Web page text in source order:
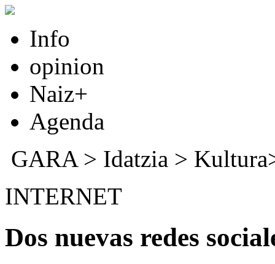
Info
opinion
Naiz+
Agenda
GARA> Idatzia >
INTERNET
Dos nuevas redes